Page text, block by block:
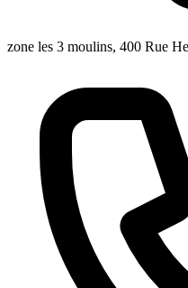
zone les 3 moulins, 400 Rue